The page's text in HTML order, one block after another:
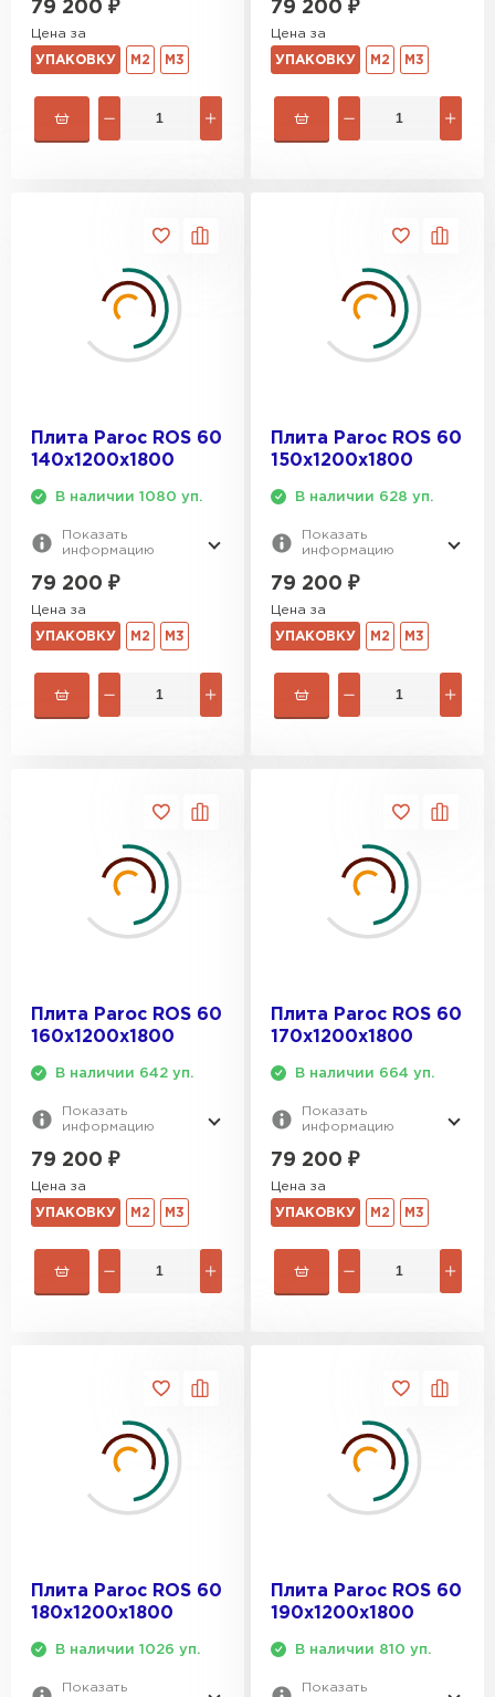
79 200 ₽
Цена за
УПАКОВКУ М2 М3
79 200 ₽
Цена за
УПАКОВКУ М2 М3
Плита Paroc ROS 60
140х1200х1800
В наличии 1080 уп.
Показать
информацию
79 200 ₽
Цена за
УПАКОВКУ М2 М3
Плита Paroc ROS 60
150х1200х1800
В наличии 628 уп.
Показать
информацию
79 200 ₽
Цена за
УПАКОВКУ М2 М3
Плита Paroc ROS 60
160х1200х1800
В наличии 642 уп.
Показать
информацию
79 200 ₽
Цена за
УПАКОВКУ М2 М3
Плита Paroc ROS 60
170х1200х1800
В наличии 664 уп.
Показать
информацию
79 200 ₽
Цена за
УПАКОВКУ М2 М3
Плита Paroc ROS 60
180х1200х1800
В наличии 1026 уп.
Показать
Плита Paroc ROS 60
190х1200х1800
В наличии 810 уп.
Показать
Гипсокартон
Сэндвич-панели
Утеплитель Baswool
Утеплитель Izolife
ПЕРЕЙТИ